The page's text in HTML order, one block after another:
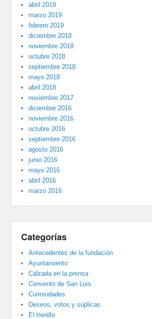
abril 2019
marzo 2019
febrero 2019
diciembre 2018
noviembre 2018
octubre 2018
septiembre 2018
mayo 2018
abril 2018
noviembre 2017
diciembre 2016
noviembre 2016
octubre 2016
septiembre 2016
agosto 2016
junio 2016
mayo 2016
abril 2016
marzo 2016
Categorías
Antecedentes de la fundación
Ayuntamiento
Calzada en la prensa
Convento de San Luis
Curiosidades
Deseos, votos y súplicas
El trenillo